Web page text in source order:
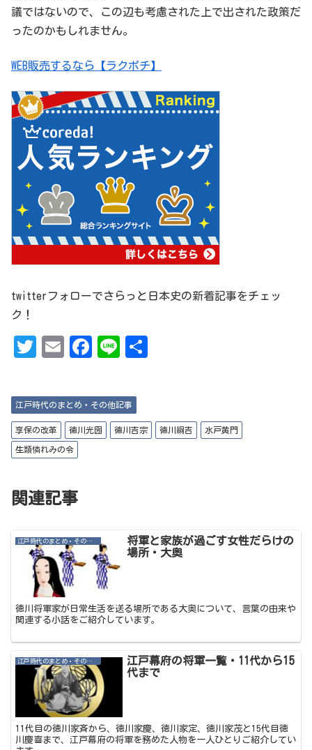
議ではないので、この辺も考慮された上で出された政策だ
ったのかもしれません。
WEB販売するなら【ラクポチ】
twitterフォローでさらっと日本史の新着記事をチェッ
ク！
T
it
te
r
Em
l
Fa
bo
ok
Li
江戸時代のまとめ・その他記事
享保の改革 徳川光圀 徳川吉宗 徳川綱吉 水戸黄門
生類憐れみの令
関連記事
江戸時代のまとめ・その他記事
将軍と家族が過ごす女性だらけの
場所・大奥
徳川将軍家が日常生活を送る場所である大奥について、言葉の由来や
関連する小話をご紹介しています。
江戸時代のまとめ・その他記事
江戸幕府の将軍一覧・11代から15
代まで
11代目の徳川家斉から、徳川家慶、徳川家定、徳川家茂と15代目徳
川慶喜まで、江戸幕府の将軍を務めた人物を一人ひとりご紹介してい